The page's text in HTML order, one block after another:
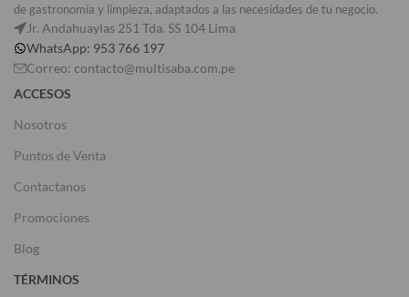
de gastronomía y limpieza, adaptados a las necesidades de tu negocio.
Jr. Andahuaylas 251 Tda. SS 104 Lima
WhatsApp: 953 766 197
Correo: contacto@multisaba.com.pe
ACCESOS
Nosotros
Puntos de Venta
Contactanos
Promociones
Blog
TÉRMINOS